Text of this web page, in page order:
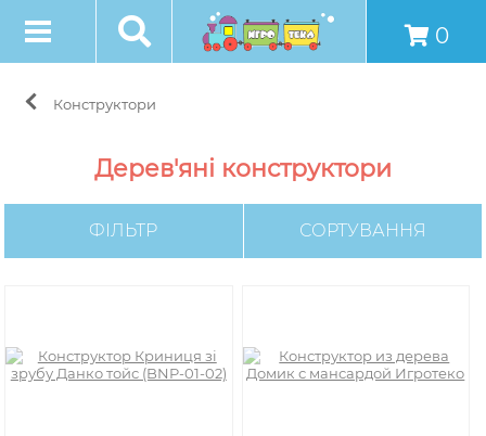
0
Конструктори
Дерев'яні конструктори
ФІЛЬТР СОРТУВАННЯ